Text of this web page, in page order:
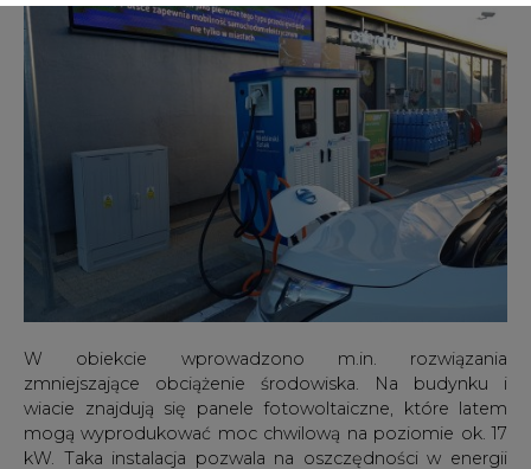
W obiekcie wprowadzono m.in. rozwiązania
zmniejszające obciążenie środowiska. Na budynku i
wiacie znajdują się panele fotowoltaiczne, które latem
mogą wyprodukować moc chwilową na poziomie ok. 17
kW. Taka instalacja pozwala na oszczędności w energii